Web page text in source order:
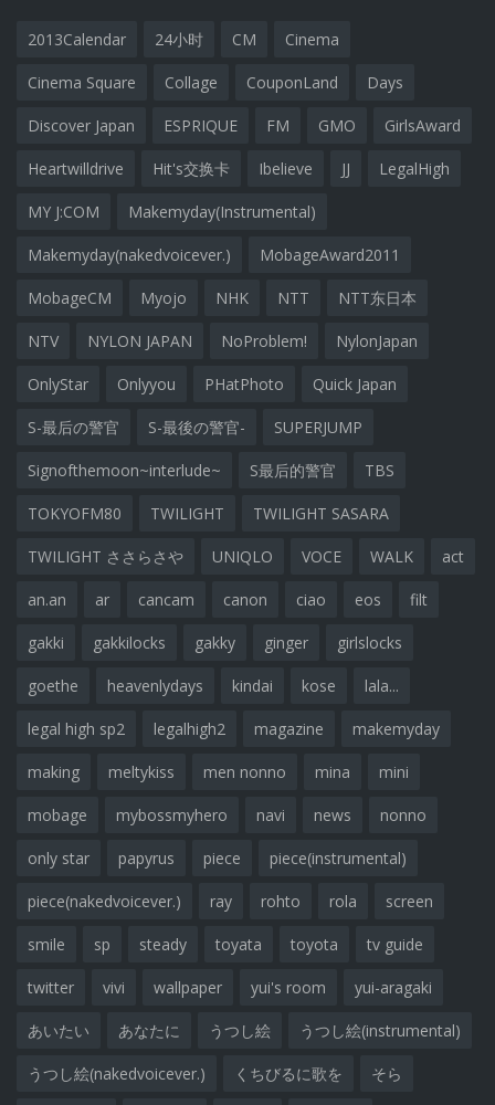
2013Calendar 24小时 CM Cinema
Cinema Square Collage CouponLand Days
Discover Japan ESPRIQUE FM GMO GirlsAward
Heartwilldrive Hit's交换卡 Ibelieve JJ LegalHigh
MY J:COM Makemyday(Instrumental)
Makemyday(nakedvoicever.) MobageAward2011
MobageCM Myojo NHK NTT NTT东日本
NTV NYLON JAPAN NoProblem! NylonJapan
OnlyStar Onlyyou PHatPhoto Quick Japan
S-最后の警官 S-最後の警官- SUPERJUMP
Signofthemoon~interlude~ S最后的警官 TBS
TOKYOFM80 TWILIGHT TWILIGHT SASARA
TWILIGHT ささらさや UNIQLO VOCE WALK act
an.an ar cancam canon ciao eos filt
gakki gakkilocks gakky ginger girlslocks
goethe heavenlydays kindai kose lala...
legal high sp2 legalhigh2 magazine makemyday
making meltykiss men nonno mina mini
mobage mybossmyhero navi news nonno
only star papyrus piece piece(instrumental)
piece(nakedvoicever.) ray rohto rola screen
smile sp steady toyata toyota tv guide
twitter vivi wallpaper yui's room yui-aragaki
あいたい あなたに うつし絵 うつし絵(instrumental)
うつし絵(nakedvoicever.) くちびるに歌を そら